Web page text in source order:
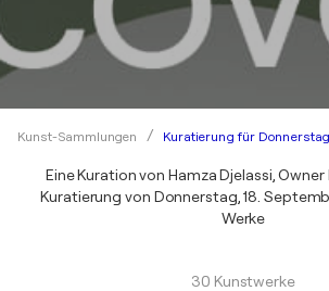
Kunst-Sammlungen Kuratierung für
Eine Kuration von Hamza Djelassi, Owner
Kuratierung von Donnerstag, 18.
Werke
30 Kunstwerke